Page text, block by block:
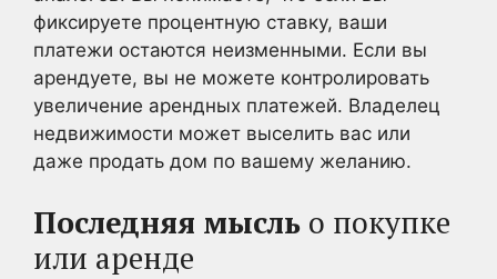
фиксируете процентную ставку, ваши
платежи остаются неизменными. Если вы
арендуете, вы не можете контролировать
увеличение арендных платежей. Владелец
недвижимости может выселить вас или
даже продать дом по вашему желанию.
Последняя мысль о покупке
или аренде